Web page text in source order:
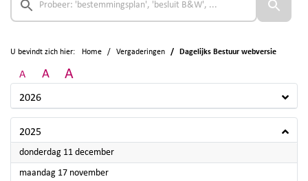
U bevindt zich hier: Home Vergaderingen Dagelijks Bestuur webversie
A A A
2026
2025
donderdag 11 december2025
maandag 17 november2025